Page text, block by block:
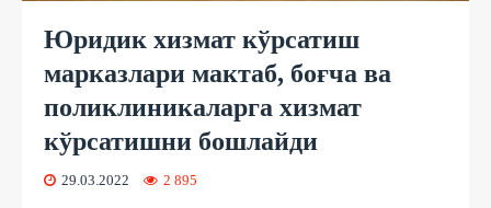
Юридик хизмат кўрсатиш
марказлари мактаб, боғча ва
поликлиникаларга хизмат
кўрсатишни бошлайди
29.03.2022 2 895